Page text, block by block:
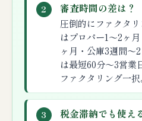
2 審査時間の差は？
圧倒的にファクタ
はプロパー1〜2ヶ
ヶ月・公庫3週間〜
は最短60分〜3営業
ファクタリング一択
3 税金滞納でも使え